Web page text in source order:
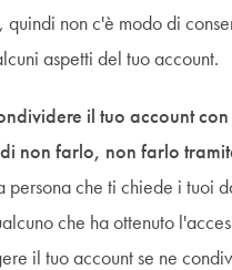
quindi non c'è modo di
aspetti del tuo account.
il tuo account
non farlo, non farlo
persona che ti chiede i tuoi
che ha ottenuto
il tuo account se ne